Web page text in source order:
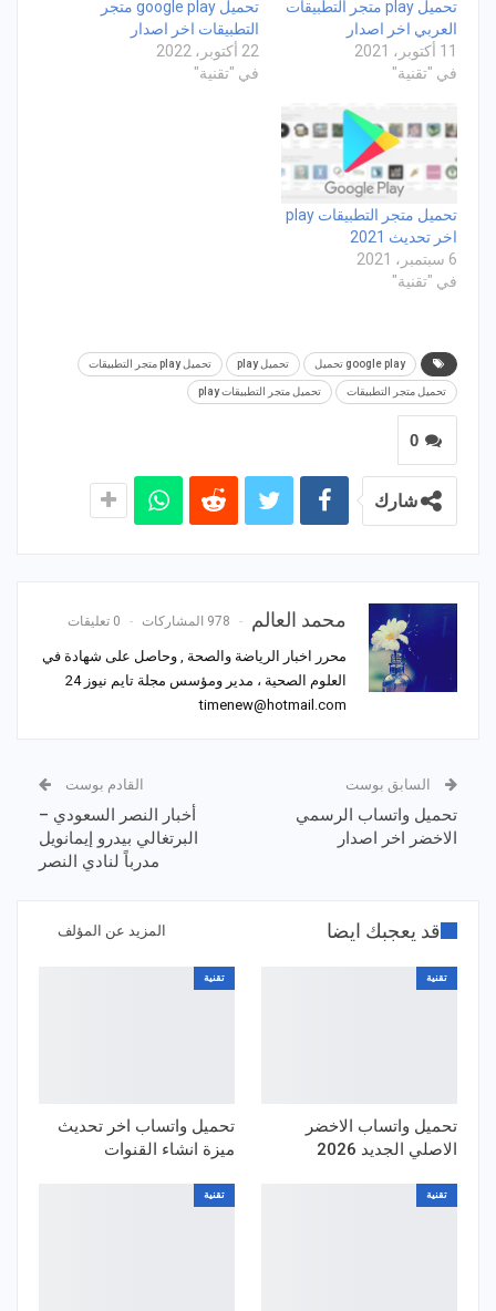
تحميل play متجر التطبيقات
العربي اخر اصدار
11 أكتوبر، 2021
في "تقنية"
تحميل google play متجر
التطبيقات اخر اصدار
22 أكتوبر، 2022
في "تقنية"
تحميل متجر التطبيقات play
اخر تحديث 2021
6 سبتمبر، 2021
في "تقنية"
google play تحميل تحميل play تحميل play متجر التطبيقات
تحميل متجر التطبيقات تحميل متجر التطبيقات play
0
شارك
محمد العالم 978 المشاركات 0 تعليقات
محرر اخبار الرياضة والصحة , وحاصل على شهادة في
العلوم الصحية ، مدير ومؤسس مجلة تايم نيوز 24
timenew@hotmail.com
السابق بوست
تحميل واتساب الرسمي
الاخضر اخر اصدار
القادم بوست
أخبار النصر السعودي –
البرتغالي بيدرو إيمانويل
مدرباً لنادي النصر
قد يعجبك ايضا المزيد عن المؤلف
تقنية
تحميل واتساب الاخضر
الاصلي الجديد 2026
تقنية
تحميل واتساب اخر تحديث
ميزة انشاء القنوات
تقنية تقنية